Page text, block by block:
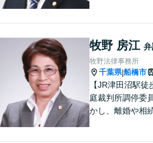
牧野 房江
牧野法律事務所
千葉県|船橋市
【JR津田沼駅
庭裁判所調停委
かし、離婚や相